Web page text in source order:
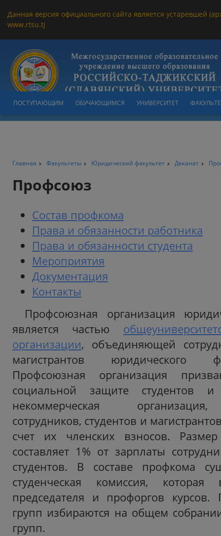
Данная версия официального сайта является устаревшей
www.rtsu.tj
ПОСТУПАЮЩИМ ОБУЧАЮЩИМСЯ УНИВЕРСИТЕТ
Главная Факультеты Юридический факультет Деканат
Профсоюз
Состав профкома
Права и обязанности работника
Права и обязанности студента
Мероприятия
Документация
Контакты
Профсоюзная организация
является частью
организации, объединяющей
магистрантов юридического
Профсоюзная организация
социальной защите студентов и
некоммерческая
сотрудников, студентов и
счет их членских взносов.
составляет 1% от зарплаты
студентов. В составе профкома
студенческая комиссия,
председателя и профоргов
групп избираются на общем
групп.